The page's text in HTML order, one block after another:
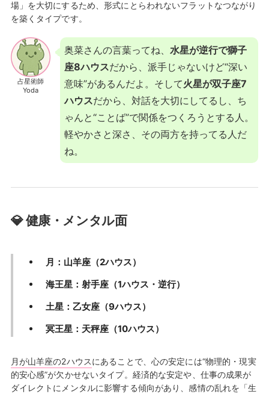
場」を大切にするため、形式にとらわれないフラットなつながり
を築くタイプです。
占星術師
Yoda
奥菜さんの言葉ってね、 水星が逆行で獅子
座8ハウスだから、派手じゃないけど“深い
意味”があるんだよ。そして火星が双子座7
ハウスだから、対話を大切にしてるし、ち
ゃんと“ことば”で関係をつくろうとする人。
軽やかさと深さ、その両方を持ってる人だ
ね。
💎 健康・メンタル面
月：山羊座（2ハウス）
海王星：射手座（1ハウス・逆行）
土星：乙女座（9ハウス）
冥王星：天秤座（10ハウス）
月が山羊座の2ハウスにあることで、心の安定には“物理的・現実
的安心感”が欠かせないタイプ。経済的な安定や、仕事の成果が
ダイレクトにメンタルに影響する傾向があり、感情の乱れを「生